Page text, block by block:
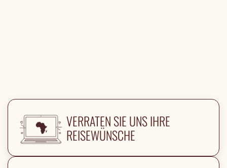
VERRATEN SIE UNS IHRE
REISEWÜNSCHE